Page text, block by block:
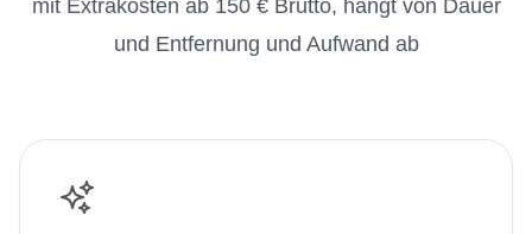
mit Extrakosten ab 150 € Brutto, hängt von Dauer
und Entfernung und Aufwand ab